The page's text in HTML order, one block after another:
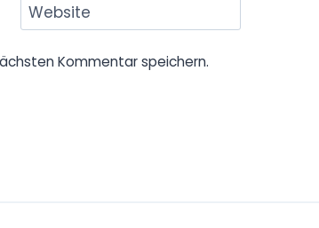
Website
Kommentar speichern.